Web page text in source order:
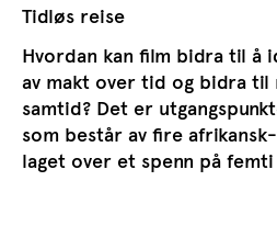
Tidløs reise
Hvordan kan film bidra til å
av makt over tid og bidra til
samtid? Det er
som består av fire
laget over et spenn på femti